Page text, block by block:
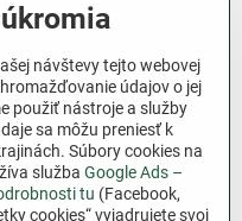
Fungujeme len
v poctivú prácu a
návštevy tejto webovej
údajov o jej
použiť nástroje a služby
sa môžu preniesť k
Súbory cookies na
služba Google Ads –
tu (Facebook,
cookies“ vyjadrujete svoj